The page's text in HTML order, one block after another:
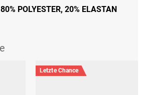
80% POLYESTER, 20% ELASTAN
Letzte Chance